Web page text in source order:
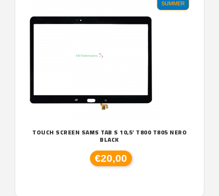
SUMMER
TOUCH SCREEN SAMS TAB S 10,5' T800 T805 NERO
BLACK
€20,00